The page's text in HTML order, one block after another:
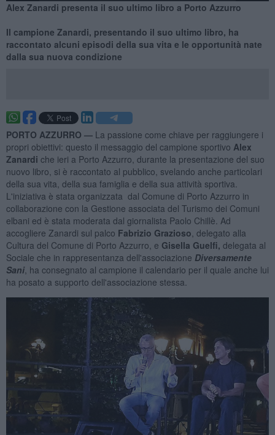
Alex Zanardi presenta il suo ultimo libro a Porto Azzurro
Il campione Zanardi, presentando il suo ultimo libro, ha
raccontato alcuni episodi della sua vita e le opportunità nate
dalla sua nuova condizione
PORTO AZZURRO — La passione come chiave per raggiungere i
propri obiettivi: questo il messaggio del campione sportivo Alex
Zanardi che ieri a Porto Azzurro, durante la presentazione del suo
nuovo libro, si è raccontato al pubblico, svelando anche particolari
della sua vita, della sua famiglia e della sua attività sportiva.
L'iniziativa è stata organizzata dal Comune di Porto Azzurro in
collaborazione con la Gestione associata del Turismo dei Comuni
elbani ed è stata moderata dal giornalista Paolo Chillè. Ad
accogliere Zanardi sul palco Fabrizio Grazioso , delegato alla
Cultura del Comune di Porto Azzurro, e Gisella Guelfi, delegata al
Sociale che in rappresentanza dell'associazione Diversamente
Sani, ha consegnato al campione il calendario per il quale anche lui
ha posato a supporto dell'associazione stessa.